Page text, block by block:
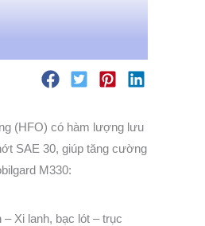
(HFO) có hàm lượng lưu
SAE 30, giúp tăng cường
M330:
Xi lanh, bạc lót – trục